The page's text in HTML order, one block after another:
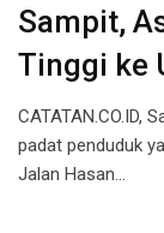
Sampit,
Tinggi ke
CATATAN.CO.ID,
padat penduduk
Jalan Hasan…